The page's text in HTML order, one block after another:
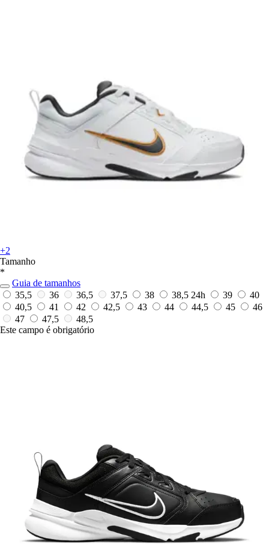
+2
Tamanho
*
Guia de tamanhos
35,5
36 36,5 37,5 38 38,5 24h 39
40
40,5
41 42 42,5 43 44 44,5 45
46
47
47,5
48,5
Este campo é obrigatório